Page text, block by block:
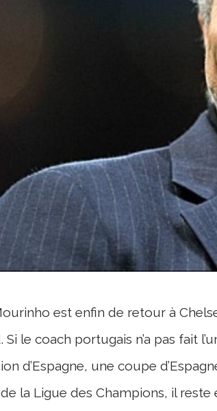
est enfin de retour à
Si le coach portugais n’a pas fait
d’Espagne, une coupe
la Ligue des Champions, il